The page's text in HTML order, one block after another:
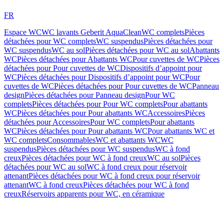
FR
Espace WCWC lavants Geberit AquaCleanWC completsPièces
détachées pour WC completsWC suspendusPièces détachées pour
WC suspendusWC au solPièces détachées pour WC au solAbattants
WCPièces détachées pour Abattants WCPour cuvettes de WCPièces
détachées pour Pour cuvettes de WCDispositifs d’appoint pour
WCPièces détachées pour Dispositifs d’appoint pour WCPour
cuvettes de WCPièces détachées pour Pour cuvettes de WCPanneau
designPièces détachées pour Panneau designPour WC
completsPièces détachées pour Pour WC completsPour abattants
WCPièces détachées pour Pour abattants WCAccessoiresPièces
détachées pour AccessoiresPour WC completsPour abattants
WCPièces détachées pour Pour abattants WCPour abattants WC et
WC completsConsommablesWC et abattants WCWC
suspendusPièces détachées pour WC suspendusWC à fond
creuxPièces détachées pour WC à fond creuxWC au solPièces
détachées pour WC au solWC à fond creux pour réservoir
attenantPièces détachées pour WC à fond creux pour réservoir
attenantWC à fond creuxPièces détachées pour WC à fond
creuxRéservoirs apparents pour WC, en céramique